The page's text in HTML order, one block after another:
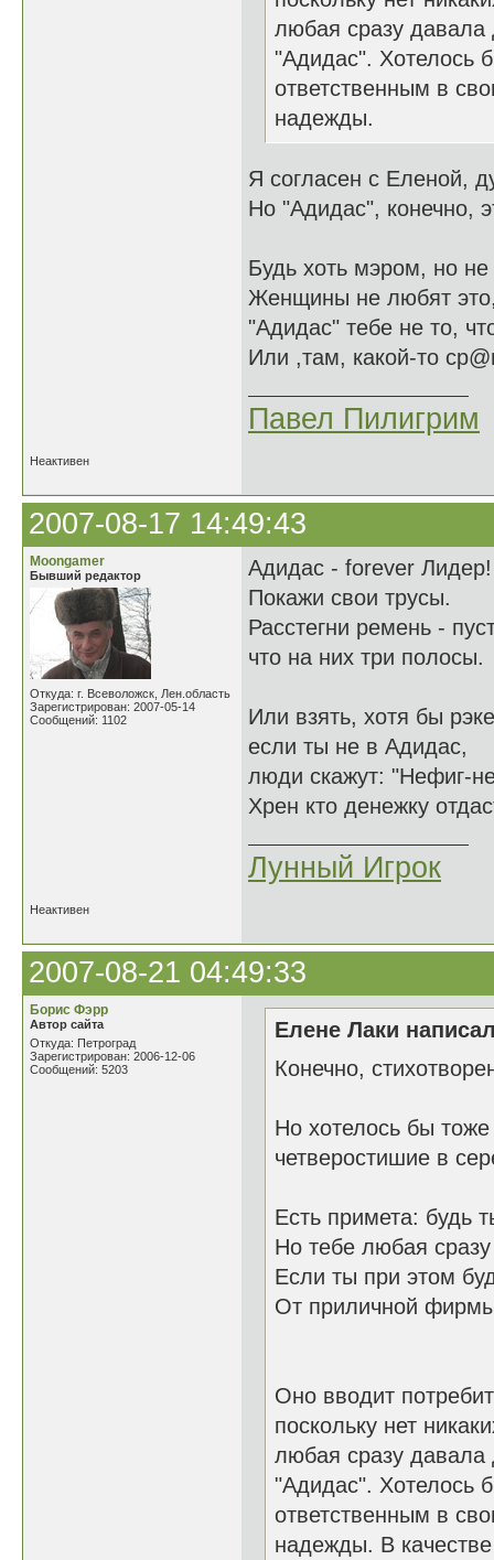
любая сразу
"Адидас". Хотелось
ответственным в
надежды.
Я согласен с Еленой,
Но "Адидас", конечно,
Будь хоть мэром, но
Женщины не любят
"Адидас" тебе не то,
Или ,там, какой-то
Павел Пилигрим
Неактивен
2007-08-17 14:49:43
Moongamer
Бывший редактор
Откуда: г. Всеволожск, Лен.область
Зарегистрирован: 2007-05-14
Сообщений: 1102
Адидас - forever Лидер!
Покажи свои трусы.
Расстегни ремень -
что на них три полосы.
Или взять, хотя бы
если ты не в Адидас,
люди скажут: "Нефиг-
Хрен кто денежку
Лунный Игрок
Неактивен
2007-08-21 04:49:33
Борис Фэрр
Автор сайта
Откуда: Петроград
Зарегистрирован: 2006-12-06
Сообщений: 5203
Елене Лаки
Конечно,
Но хотелось бы
четверостишие в
Есть примета: будь
Но тебе любая сразу
Если ты при этом
От приличной
Оно вводит
поскольку нет
любая сразу
"Адидас". Хотелось
ответственным в
надежды. В